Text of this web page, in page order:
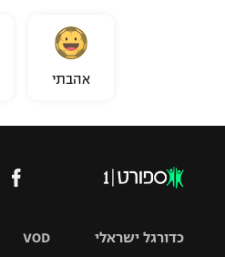
אהבתי
VOD כדורגל ישראלי